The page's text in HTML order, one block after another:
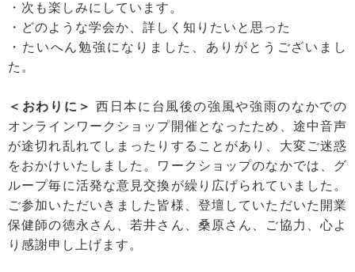
・次も楽しみにしています。
・どのような学会か、詳しく知りたいと思った
・たいへん勉強になりました、ありがとうございまし
た。
＜おわりに＞
西日本に台風後の強風や強雨のなかでの
オンラインワークショップ開催となったため、途中音声
が途切れ乱れてしまったりすることがあり、大変ご迷惑
をおかけいたしました。ワークショップのなかでは、グ
ループ毎に活発な意見交換が繰り広げられていました。
ご参加いただいきました皆様、登壇していただいた開業
保健師の徳永さん、若井さん、桑原さん、ご協力、心よ
り感謝申し上げます。